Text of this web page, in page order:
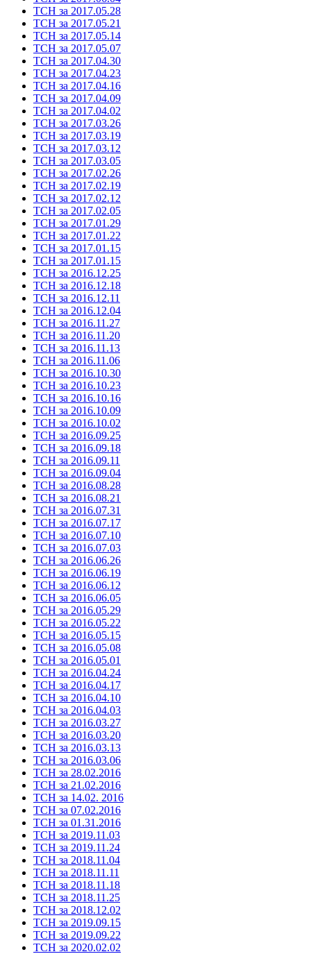
ТСН за 2017.05.28
ТСН за 2017.05.21
ТСН за 2017.05.14
ТСН за 2017.05.07
ТСН за 2017.04.30
ТСН за 2017.04.23
ТСН за 2017.04.16
ТСН за 2017.04.09
ТСН за 2017.04.02
ТСН за 2017.03.26
ТСН за 2017.03.19
ТСН за 2017.03.12
ТСН за 2017.03.05
ТСН за 2017.02.26
ТСН за 2017.02.19
ТСН за 2017.02.12
ТСН за 2017.02.05
ТСН за 2017.01.29
ТСН за 2017.01.22
ТСН за 2017.01.15
ТСН за 2017.01.15
ТСН за 2016.12.25
ТСН за 2016.12.18
ТСН за 2016.12.11
ТСН за 2016.12.04
ТСН за 2016.11.27
ТСН за 2016.11.20
ТСН за 2016.11.13
ТСН за 2016.11.06
ТСН за 2016.10.30
ТСН за 2016.10.23
ТСН за 2016.10.16
ТСН за 2016.10.09
ТСН за 2016.10.02
ТСН за 2016.09.25
ТСН за 2016.09.18
ТСН за 2016.09.11
ТСН за 2016.09.04
ТСН за 2016.08.28
ТСН за 2016.08.21
ТСН за 2016.07.31
ТСН за 2016.07.17
ТСН за 2016.07.10
ТСН за 2016.07.03
ТСН за 2016.06.26
ТСН за 2016.06.19
ТСН за 2016.06.12
ТСН за 2016.06.05
ТСН за 2016.05.29
ТСН за 2016.05.22
ТСН за 2016.05.15
ТСН за 2016.05.08
ТСН за 2016.05.01
ТСН за 2016.04.24
ТСН за 2016.04.17
ТСН за 2016.04.10
ТСН за 2016.04.03
ТСН за 2016.03.27
ТСН за 2016.03.20
ТСН за 2016.03.13
ТСН за 2016.03.06
ТСН за 28.02.2016
ТСН за 21.02.2016
ТСН за 14.02. 2016
ТСН за 07.02.2016
ТСН за 01.31.2016
ТСН за 2019.11.03
ТСН за 2019.11.24
ТСН за 2018.11.04
ТСН за 2018.11.11
ТСН за 2018.11.18
ТСН за 2018.11.25
ТСН за 2018.12.02
ТСН за 2019.09.15
ТСН за 2019.09.22
ТСН за 2020.02.02